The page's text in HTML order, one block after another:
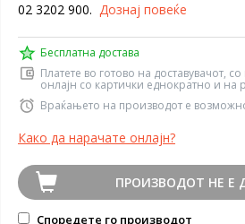
02 3202 900. Дознај повеќе
Бесплатна достава
Платете во готово на доставувачот,
онлајн со картички еднократно и на
Враќањето на производот е
Како да нарачате онлајн?
ПРОИЗВОДОТ НЕ Е
Споредете го производот